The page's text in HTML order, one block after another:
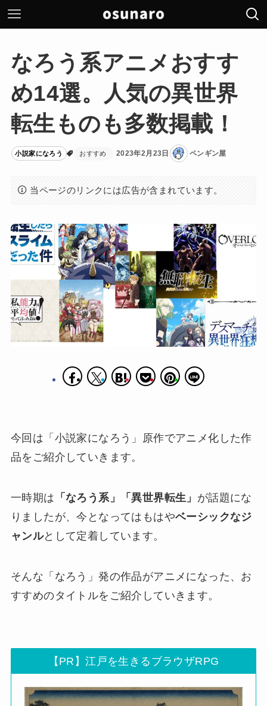
なろう系アニメおすす
め14選。人気の異世界
転生ものも多数掲載！
小説家になろう おすすめ 2023年2月23日 ペンギン屋
当ページのリンクには広告が含まれています。
今回は「小説家になろう」原作でアニメ化した作
品をご紹介していきます。
一時期は 「なろう系」「異世界転生」 が話題にな
りましたが、今となってはもはやベーシックなジ
ャンルとして定着しています。
そんな「なろう」発の作品がアニメになった、お
すすめのタイトルをご紹介していきます。
【PR】江戸を生きるブラウザRPG